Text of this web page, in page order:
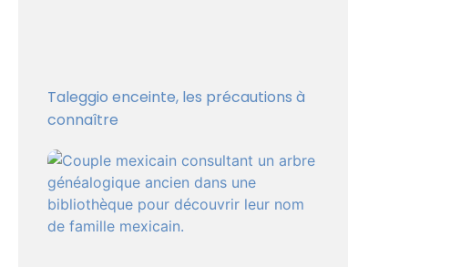
Taleggio enceinte, les précautions à
connaître